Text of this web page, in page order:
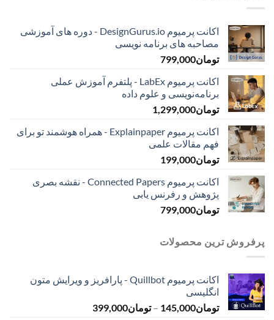
اکانت پرمیوم DesignGurus.io - دوره ‌های آموزشی
مصاحبه ‌های برنامه نویسی
تومان799,000
اکانت پرمیوم LabEx - پلتفرم آموزش عملی
برنامه‌نویسی و علوم داده
تومان1,299,000
اکانت پرمیوم Explainpaper - همراه هوشمند تو برای
فهم مقالات علمی
تومان199,000
اکانت پرمیوم Connected Papers - نقشه بصری
پژوهش و رفرنس یابی
تومان799,000
پرفروش ترین محصولات
اکانت پرمیوم Quillbot - پارافریز و ویرایش متون
انگلیسی
تومان145,000
– تومان399,000